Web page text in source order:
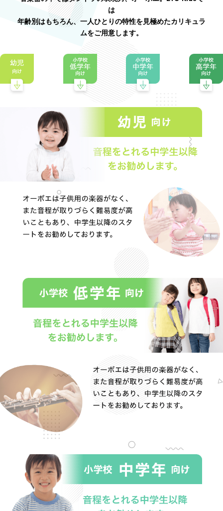
は
年齢別はもちろん、一人ひとりの特性を見極めたカリキュラ
ムをご用意します。